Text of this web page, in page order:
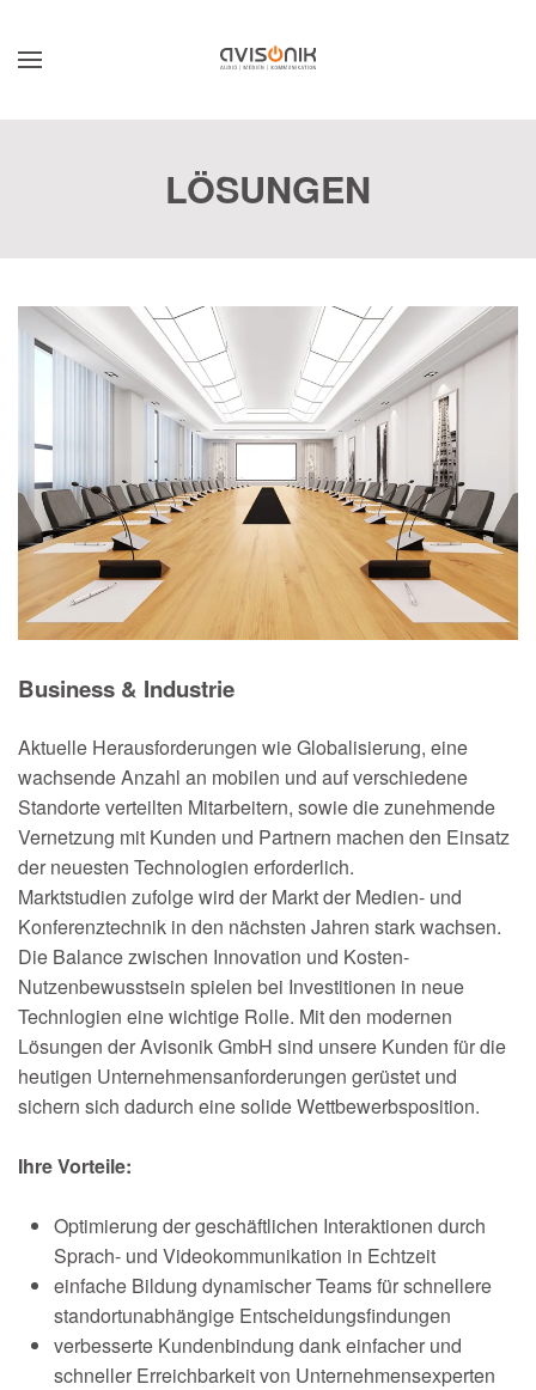
LÖSUNGEN
Business & Industrie
Aktuelle Herausforderungen wie Globalisierung, eine
wachsende Anzahl an mobilen und auf verschiedene
Standorte verteilten Mitarbeitern, sowie die zunehmende
Vernetzung mit Kunden und Partnern machen den Einsatz
der neuesten Technologien erforderlich.
Marktstudien zufolge wird der Markt der Medien- und
Konferenztechnik in den nächsten Jahren stark wachsen.
Die Balance zwischen Innovation und Kosten-
Nutzenbewusstsein spielen bei Investitionen in neue
Technlogien eine wichtige Rolle. Mit den modernen
Lösungen der Avisonik GmbH sind unsere Kunden für die
heutigen Unternehmensanforderungen gerüstet und
sichern sich dadurch eine solide Wettbewerbsposition.
Ihre Vorteile:
Optimierung der geschäftlichen Interaktionen durch
Sprach- und Videokommunikation in Echtzeit
einfache Bildung dynamischer Teams für schnellere
standortunabhängige Entscheidungsfindungen
verbesserte Kundenbindung dank einfacher und
schneller Erreichbarkeit von Unternehmensexperten